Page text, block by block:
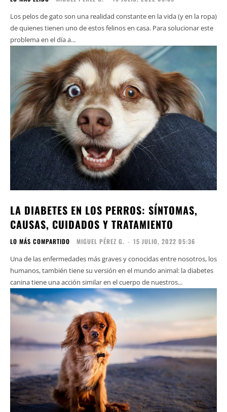
Los pelos de gato son una realidad constante en la vida (y en la ropa)
de quienes tienen uno de estos felinos en casa. Para solucionar este
problema en el día a...
LA DIABETES EN LOS PERROS: SÍNTOMAS,
CAUSAS, CUIDADOS Y TRATAMIENTO
LO MÁS COMPARTIDO MIGUEL PÉREZ G. - 15 JULIO, 2022 05:36
Una de las enfermedades más graves y conocidas entre nosotros, los
humanos, también tiene su versión en el mundo animal: la diabetes
canina tiene una acción similar en el cuerpo de nuestros...